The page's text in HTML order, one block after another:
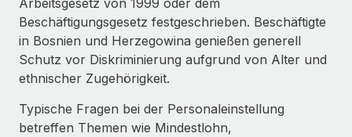
Einfacheres Bewerber:innen-Screening
Compliance Watchtower
Lückenlose Compliance
Globale Bereitstellung und Verfolgung von IT-
Geräten
So hat der KI-Vorreiter Weaviate sein Team mit
Remote um 120 % vergrößert
Weaviate auf einen Blick Weaviate entwickelt KI-basierte
Open-Source-Infrastrukturen. Das...
Mehr erfahren
Alle Ressourcen anzeigen
BLOG
Globale Payroll
EOR und PEO
Beschäftigungsgesetz festgeschrieben. Beschäftigte
in Bosnien und Herzegowina genießen generell
Schutz vor Diskriminierung aufgrund von Alter und
ethnischer Zugehörigkeit.
Typische Fragen bei der Personaleinstellung
betreffen Themen wie Mindestlohn,